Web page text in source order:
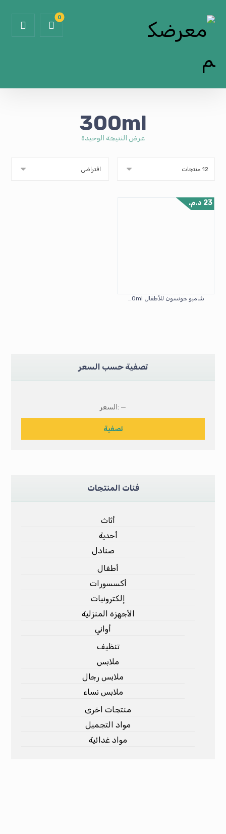
300ml
عرض النتيجة الوحيدة
23 د.م.
تصفية حسب السعر
تصفية
السعر: —
فئات المنتجات
أثاث
أحدية
صنادل
أطفال
أكسسورات
إلكترونيات
الأجهزة المنزلية
أواني
تنظيف
ملابس
ملابس رجال
ملابس نساء
منتجات اخرى
مواد التجميل
مواد غدائية